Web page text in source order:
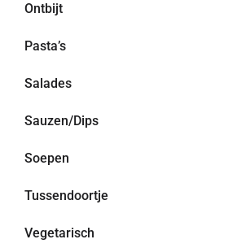
Ontbijt
Pasta’s
Salades
Sauzen/Dips
Soepen
Tussendoortje
Vegetarisch